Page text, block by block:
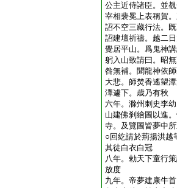
公主近侍諸臣。並
宰相裴冕上表稱賀
詔不空三藏行法。
詔建壇祈禱。越二
覺居平山。爲鬼神
躬入山致請曰。昭
咎無補。聞龍神依
大悲。師焚香遙望
澤遽下。歳乃有秋
六年。滁州刺史李
山建佛刹繪圖以進
寺。及覽圖皆夢中
○回紇請於荊揚洪越
其徒白衣白冠
八年。勅天下童行
放度
九年。帝夢建康牛